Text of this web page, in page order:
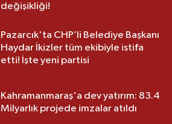
değişikliği!
Pazarcık'ta CHP’li Belediye Başkanı
Haydar İkizler tüm ekibiyle istifa
etti! İşte yeni partisi
Kahramanmaraş'a dev yatırım: 83.4
Milyarlık projede imzalar atıldı